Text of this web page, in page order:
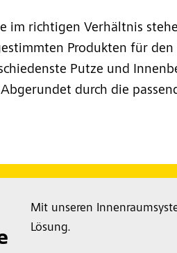
im richtigen Verhältnis
Produkten für
Putze und
durch die
Mit unseren
Lösung.